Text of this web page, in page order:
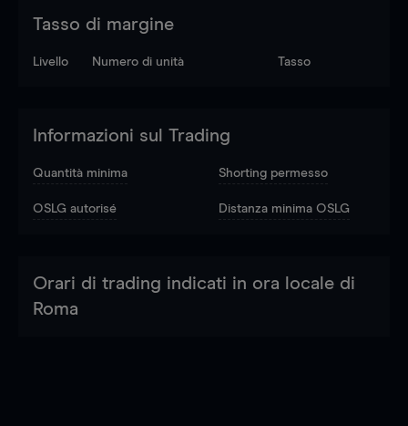
Tasso di margine
Livello Numero di unità Tasso
Informazioni sul Trading
Quantità minima Shorting permesso
OSLG autorisé Distanza minima OSLG
Orari di trading indicati in ora locale di
Roma